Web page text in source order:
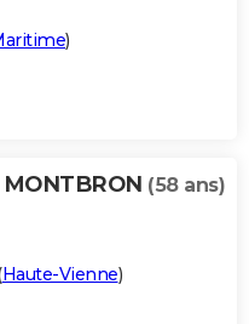
)
(58 ans)
Haute-Vienne)